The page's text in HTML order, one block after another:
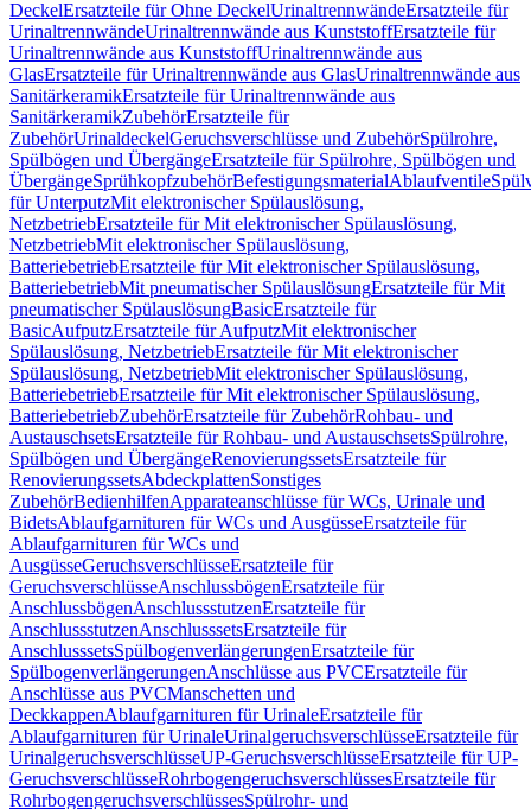
DeckelErsatzteile für Ohne DeckelUrinaltrennwändeErsatzteile für
UrinaltrennwändeUrinaltrennwände aus KunststoffErsatzteile für
Urinaltrennwände aus KunststoffUrinaltrennwände aus
GlasErsatzteile für Urinaltrennwände aus GlasUrinaltrennwände aus
SanitärkeramikErsatzteile für Urinaltrennwände aus
SanitärkeramikZubehörErsatzteile für
ZubehörUrinaldeckelGeruchsverschlüsse und ZubehörSpülrohre,
Spülbögen und ÜbergängeErsatzteile für Spülrohre, Spülbögen und
ÜbergängeSprühkopfzubehörBefestigungsmaterialAblaufventile
für UnterputzMit elektronischer Spülauslösung,
NetzbetriebErsatzteile für Mit elektronischer Spülauslösung,
NetzbetriebMit elektronischer Spülauslösung,
BatteriebetriebErsatzteile für Mit elektronischer Spülauslösung,
BatteriebetriebMit pneumatischer SpülauslösungErsatzteile für Mit
pneumatischer SpülauslösungBasicErsatzteile für
BasicAufputzErsatzteile für AufputzMit elektronischer
Spülauslösung, NetzbetriebErsatzteile für Mit elektronischer
Spülauslösung, NetzbetriebMit elektronischer Spülauslösung,
BatteriebetriebErsatzteile für Mit elektronischer Spülauslösung,
BatteriebetriebZubehörErsatzteile für ZubehörRohbau- und
AustauschsetsErsatzteile für Rohbau- und AustauschsetsSpülrohre,
Spülbögen und ÜbergängeRenovierungssetsErsatzteile für
RenovierungssetsAbdeckplattenSonstiges
ZubehörBedienhilfenApparateanschlüsse für WCs, Urinale und
BidetsAblaufgarnituren für WCs und AusgüsseErsatzteile für
Ablaufgarnituren für WCs und
AusgüsseGeruchsverschlüsseErsatzteile für
GeruchsverschlüsseAnschlussbögenErsatzteile für
AnschlussbögenAnschlussstutzenErsatzteile für
AnschlussstutzenAnschlusssetsErsatzteile für
AnschlusssetsSpülbogenverlängerungenErsatzteile für
SpülbogenverlängerungenAnschlüsse aus PVCErsatzteile für
Anschlüsse aus PVCManschetten und
DeckkappenAblaufgarnituren für UrinaleErsatzteile für
Ablaufgarnituren für UrinaleUrinalgeruchsverschlüsseErsatzteile für
UrinalgeruchsverschlüsseUP-GeruchsverschlüsseErsatzteile für UP-
GeruchsverschlüsseRohrbogengeruchsverschlüssesErsatzteile für
RohrbogengeruchsverschlüssesSpülrohr- und